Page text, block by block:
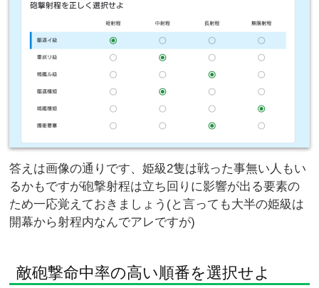
答えは画像の通りです、姫級2隻は戦った事無い人もい
るかもですが砲撃射程は立ち回りに影響が出る要素の
ため一応覚えておきましょう(と言っても大半の姫級は
開幕から射程内なんでアレですが)
敵砲撃命中率の高い順番を選択せよ